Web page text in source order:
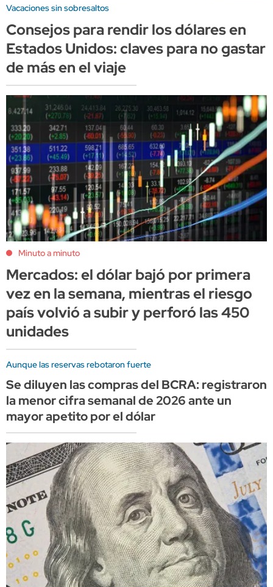
Vacaciones sin sobresaltos
Consejos para rendir los dólares en
Estados Unidos: claves para no gastar
de más en el viaje
Minuto a minuto
Mercados: el dólar bajó por primera
vez en la semana, mientras el riesgo
país volvió a subir y perforó las 450
unidades
Aunque las reservas rebotaron fuerte
Se diluyen las compras del BCRA: registraron
la menor cifra semanal de 2026 ante un
mayor apetito por el dólar